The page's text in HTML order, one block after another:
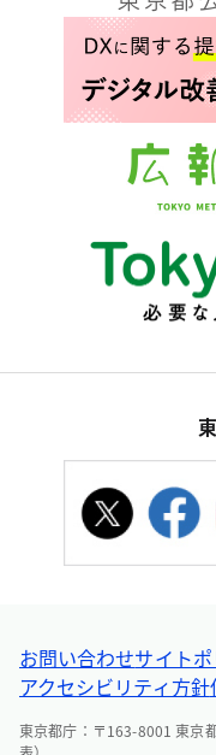
お問い合わせサイト
アクセシビリティ方針
東京都庁：〒163-8001 東京